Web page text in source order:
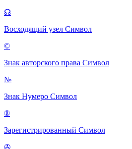
☊
Восходящий узел Символ
©
Знак авторского права Символ
№
Знак Нумеро Символ
®
Зарегистрированный Символ